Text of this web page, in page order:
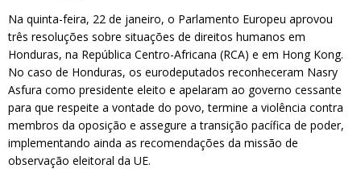
Na quinta-feira, 22 de janeiro, o Parlamento Europeu aprovou
três resoluções sobre situações de direitos humanos em
Honduras, na República Centro-Africana (RCA) e em Hong Kong.
No caso de Honduras, os eurodeputados reconheceram Nasry
Asfura como presidente eleito e apelaram ao governo cessante
para que respeite a vontade do povo, termine a violência contra
membros da oposição e assegure a transição pacífica de poder,
implementando ainda as recomendações da missão de
observação eleitoral da UE.